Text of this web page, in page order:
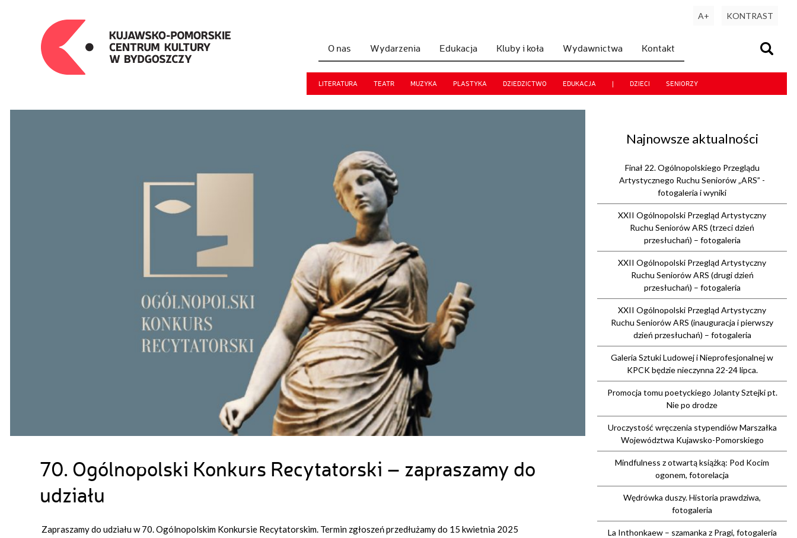
O nas Wydarzenia Edukacja Kluby i koła Wydawnictwa Kontakt
LITERATURA TEATR MUZYKA PLASTYKA DZIEDZICTWO EDUKACJA | DZIECI SENIORZY
A+ KONTRAST
70. Ogólnopolski Konkurs Recytatorski – zapraszamy do
udziału
Zapraszamy do udziału w 70. Ogólnopolskim Konkursie Recytatorskim. Termin zgłoszeń przedłużamy do 15 kwietnia 2025
Najnowsze aktualności
Finał 22. Ogólnopolskiego Przeglądu
Artystycznego Ruchu Seniorów „ARS” -
fotogaleria i wyniki
XXII Ogólnopolski Przegląd Artystyczny
Ruchu Seniorów ARS (trzeci dzień
przesłuchań) – fotogaleria
XXII Ogólnopolski Przegląd Artystyczny
Ruchu Seniorów ARS (drugi dzień
przesłuchań) – fotogaleria
XXII Ogólnopolski Przegląd Artystyczny
Ruchu Seniorów ARS (inauguracja i pierwszy
dzień przesłuchań) – fotogaleria
Galeria Sztuki Ludowej i Nieprofesjonalnej w
KPCK będzie nieczynna 22-24 lipca.
Promocja tomu poetyckiego Jolanty Sztejki pt.
Nie po drodze
Uroczystość wręczenia stypendiów Marszałka
Województwa Kujawsko-Pomorskiego
Mindfulness z otwartą książką: Pod Kocim
ogonem, fotorelacja
Wędrówka duszy. Historia prawdziwa,
fotogaleria
La Inthonkaew – szamanka z Pragi, fotogaleria